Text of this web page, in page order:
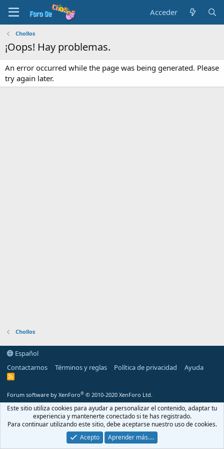
Acceder
Chollos
¡Oops! Hay problemas.
An error occurred while the page was being generated. Please
try again later.
Chollos
Español
Contactarnos
Términos y reglas Política de privacidad Ayuda
R
Forum software by XenForo® © 2010-2020 XenForo Ltd.
Este sitio utiliza cookies para ayudar a personalizar el contenido, adaptar tu
experiencia y mantenerte conectado si te has registrado.
Para continuar utilizando este sitio, debe aceptarse nuestro uso de cookies.
Acepto
Aprender más.…